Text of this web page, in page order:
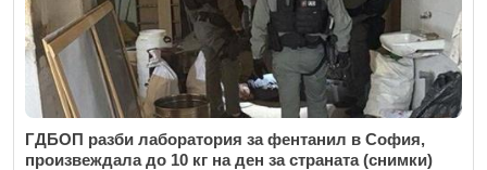
ГДБОП разби лаборатория за фентанил в София,
произвеждала до 10 кг на ден за страната (снимки)